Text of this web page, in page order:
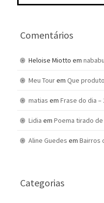
Comentários
Heloise Miotto em
Meu Tourem Que
matias em Frase do dia –
Lidia em Poema tirado
Aline Guedes em Bairros
Categorias